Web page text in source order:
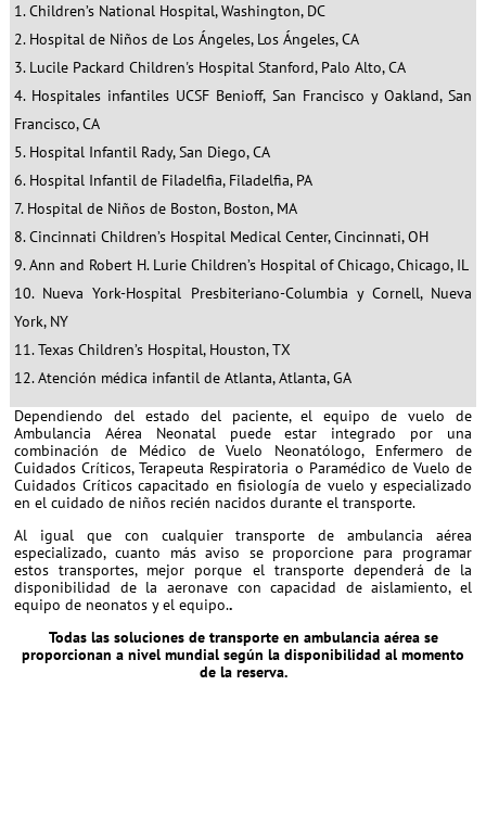
Children’s National Hospital, Washington, DC
Hospital de Niños de Los Ángeles, Los Ángeles, CA
Lucile Packard Children's Hospital Stanford, Palo Alto, CA
Hospitales infantiles UCSF Benioff, San Francisco y Oakland, San
Francisco, CA
Hospital Infantil Rady, San Diego, CA
Hospital Infantil de Filadelfia, Filadelfia, PA
Hospital de Niños de Boston, Boston, MA
Cincinnati Children’s Hospital Medical Center, Cincinnati, OH
Ann and Robert H. Lurie Children’s Hospital of Chicago, Chicago, IL
Nueva York-Hospital Presbiteriano-Columbia y Cornell, Nueva
York, NY
Texas Children’s Hospital, Houston, TX
Atención médica infantil de Atlanta, Atlanta, GA
Dependiendo del estado del paciente, el equipo de vuelo de
Ambulancia Aérea Neonatal puede estar integrado por una
combinación de Médico de Vuelo Neonatólogo, Enfermero de
Cuidados Críticos, Terapeuta Respiratoria o Paramédico de Vuelo de
Cuidados Críticos capacitado en fisiología de vuelo y especializado
en el cuidado de niños recién nacidos durante el transporte.
Al igual que con cualquier transporte de ambulancia aérea
especializado, cuanto más aviso se proporcione para programar
estos transportes, mejor porque el transporte dependerá de la
disponibilidad de la aeronave con capacidad de aislamiento, el
equipo de neonatos y el equipo..
Todas las soluciones de transporte en ambulancia aérea se
proporcionan a nivel mundial según la disponibilidad al momento
de la reserva.